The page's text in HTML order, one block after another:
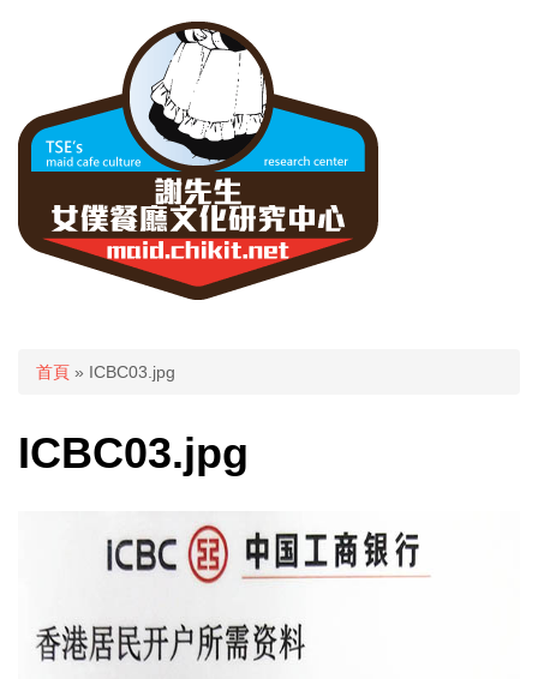
您在這裡
首頁 » ICBC03.jpg
ICBC03.jpg